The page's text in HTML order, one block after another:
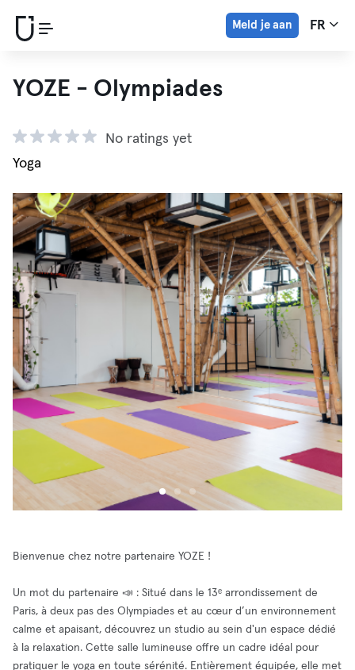
Meld je aan FR
YOZE - Olympiades
No ratings yet
Yoga
Bienvenue chez notre partenaire YOZE !
Un mot du partenaire 📣 : Situé dans le 13ᵉ arrondissement de
Paris, à deux pas des Olympiades et au cœur d’un environnement
calme et apaisant, découvrez un studio au sein d'un espace dédié
à la relaxation. Cette salle lumineuse offre un cadre idéal pour
pratiquer le yoga en toute sérénité. Entièrement équipée, elle met